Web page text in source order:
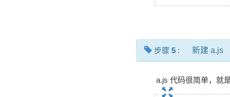
步骤 5 : 新建 a.js
a.js 代码很简单，就